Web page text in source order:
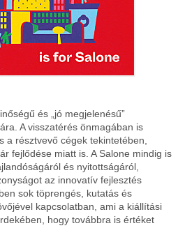
és „jó megjelenésű”
A visszatérés önmagában is
a résztvevő cégek tekintetében,
fejlődése miatt is. A Salone mindig is
és nyitottságáról,
az innovatív fejlesztés
sok töprengés, kutatás és
kapcsolatban, ami a kiállítási
hogy továbbra is értéket